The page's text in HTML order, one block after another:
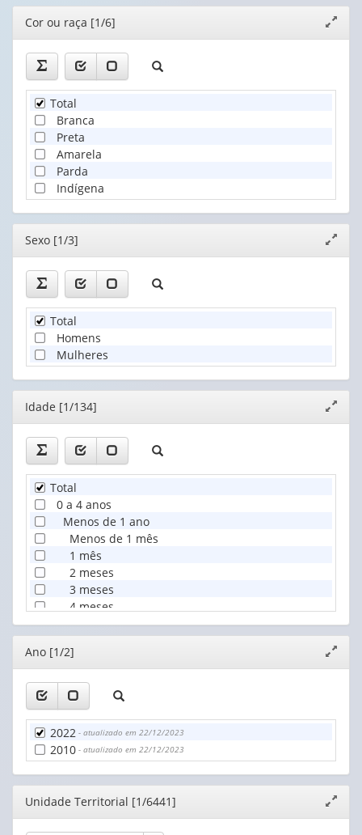
Editor
janela
Cor ou raça [1/6]
Total
Branca
Preta
Amarela
Parda
Indígena
Editor
janela
Sexo [1/3]
Total
Homens
Mulheres
Editor
janela
Idade [1/134]
Total
0 a 4 anos
Menos de 1 ano
Menos de 1 mês
1 mês
2 meses
3 meses
4 meses
5 meses
6 meses
7 meses
8 meses
9 meses
10 meses
11 meses
1 ano
2 anos
3 anos
5 a 9 anos
Editor
janela
Ano [1/2]
2022 - atualizado em 22/12/2023
2010 - atualizado em 22/12/2023
Editor
janela
Unidade Territorial [1/6441]